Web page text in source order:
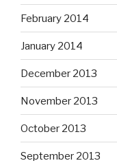
February 2014
January 2014
December 2013
November 2013
October 2013
September 2013